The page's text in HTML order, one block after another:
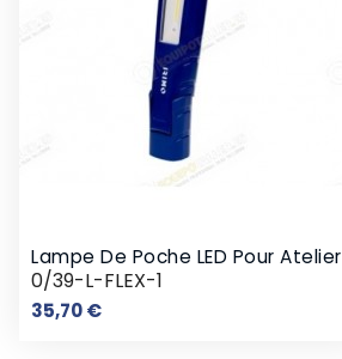
Lampe De Poche LED Pour Atelier
0/39-L-FLEX-1
35,70 €Prix